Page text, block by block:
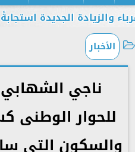
الجديدة استجابةً
الأخبار
ناجي
للحوار الوطنى
والسكون التى